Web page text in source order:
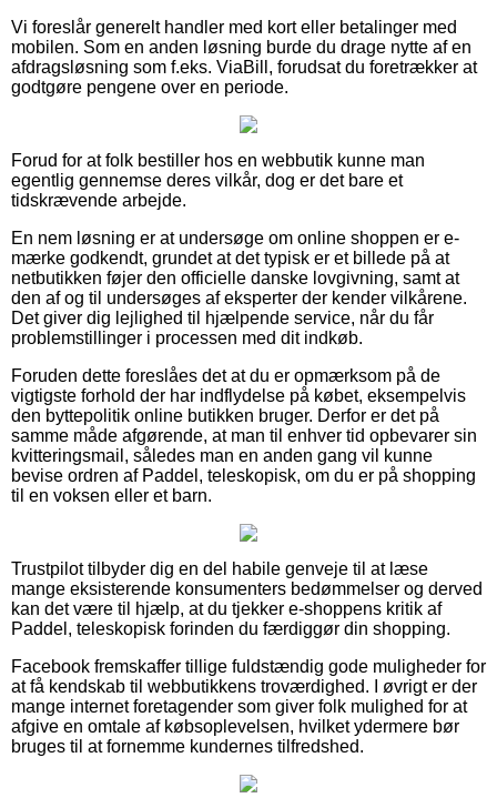
Vi foreslår generelt handler med kort eller betalinger med
mobilen. Som en anden løsning burde du drage nytte af en
afdragsløsning som f.eks. ViaBill, forudsat du foretrækker at
godtgøre pengene over en periode.
Forud for at folk bestiller hos en webbutik kunne man
egentlig gennemse deres vilkår, dog er det bare et
tidskrævende arbejde.
En nem løsning er at undersøge om online shoppen er e-
mærke godkendt, grundet at det typisk er et billede på at
netbutikken føjer den officielle danske lovgivning, samt at
den af og til undersøges af eksperter der kender vilkårene.
Det giver dig lejlighed til hjælpende service, når du får
problemstillinger i processen med dit indkøb.
Foruden dette foreslåes det at du er opmærksom på de
vigtigste forhold der har indflydelse på købet, eksempelvis
den byttepolitik online butikken bruger. Derfor er det på
samme måde afgørende, at man til enhver tid opbevarer sin
kvitteringsmail, således man en anden gang vil kunne
bevise ordren af Paddel, teleskopisk, om du er på shopping
til en voksen eller et barn.
Trustpilot tilbyder dig en del habile genveje til at læse
mange eksisterende konsumenters bedømmelser og derved
kan det være til hjælp, at du tjekker e-shoppens kritik af
Paddel, teleskopisk forinden du færdiggør din shopping.
Facebook fremskaffer tillige fuldstændig gode muligheder for
at få kendskab til webbutikkens troværdighed. I øvrigt er der
mange internet foretagender som giver folk mulighed for at
afgive en omtale af købsoplevelsen, hvilket ydermere bør
bruges til at fornemme kundernes tilfredshed.